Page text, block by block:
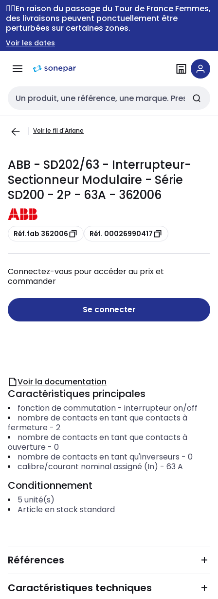
Passer à la
navigation
Passer
au
contenu
🚴‍♂️En raison du passage du Tour de France Femmes,
des livraisons peuvent ponctuellement être
perturbées sur certaines zones.
Voir les dates
Entrée de recherche
Voir le fil d'Ariane
ABB - SD202/63 - Interrupteur-
Sectionneur Modulaire - Série
SD200 - 2P - 63A - 362006
Copie
Réf.fab 362006 Copie
Réf. 00026990417
Connectez-vous pour accéder au prix et
commander
Se connecter
Voir la documentation
Caractéristiques principales
fonction de commutation- interrupteur on/off
nombre de contacts en tant que contacts à
fermeture - 2
nombre de contacts en tant que contacts à
ouverture - 0
nombre de contacts en tant qu'inverseurs - 0
calibre/courant nominal assigné (In) - 63 A
Conditionnement
5 unité(s)
Article en stock standard
Références
Caractéristiques techniques